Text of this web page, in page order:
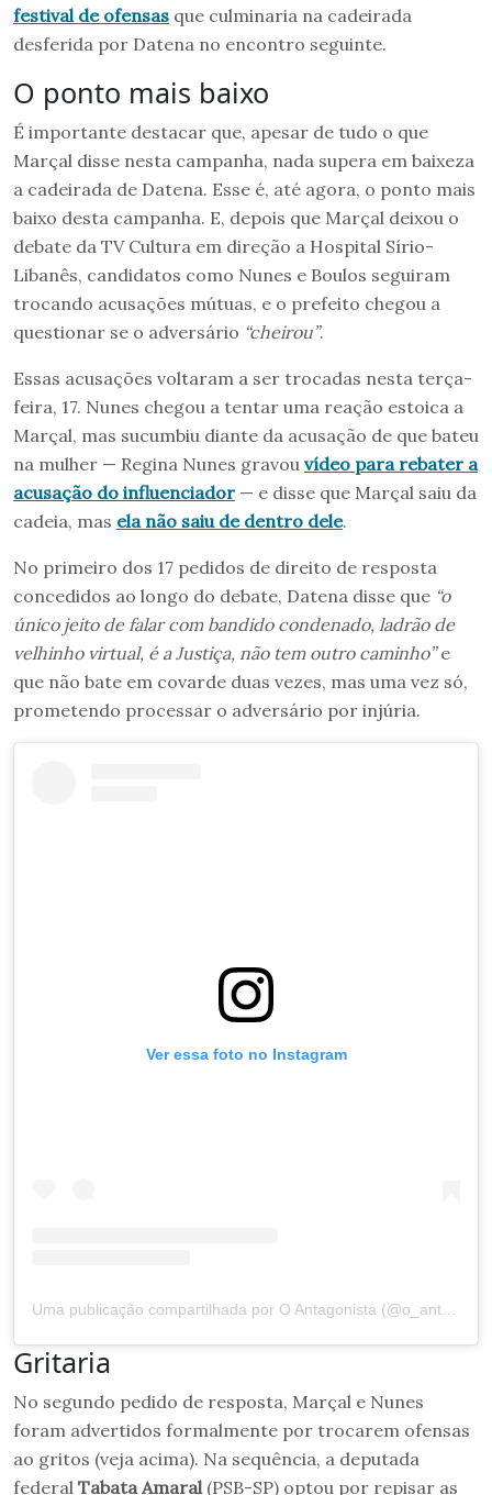
festival de ofensas que culminaria na cadeirada
desferida por Datena no encontro seguinte.
O ponto mais baixo
É importante destacar que, apesar de tudo o que
Marçal disse nesta campanha, nada supera em baixeza
a cadeirada de Datena. Esse é, até agora, o ponto mais
baixo desta campanha. E, depois que Marçal deixou o
debate da TV Cultura em direção a Hospital Sírio-
Libanês, candidatos como Nunes e Boulos seguiram
trocando acusações mútuas, e o prefeito chegou a
questionar se o adversário “cheirou”.
Essas acusações voltaram a ser trocadas nesta terça-
feira, 17. Nunes chegou a tentar uma reação estoica a
Marçal, mas sucumbiu diante da acusação de que bateu
na mulher — Regina Nunes gravou vídeo para rebater a
acusação do influenciador — e disse que Marçal saiu da
cadeia, mas ela não saiu de dentro dele.
No primeiro dos 17 pedidos de direito de resposta
concedidos ao longo do debate, Datena disse que “o
único jeito de falar com bandido condenado, ladrão de
velhinho virtual, é a Justiça, não tem outro caminho”e
que não bate em covarde duas vezes, mas uma vez só,
prometendo processar o adversário por injúria.
Ver essa foto no Instagram
Uma publicação compartilhada por O Antagonista (@o_antagonista)
Gritaria
No segundo pedido de resposta, Marçal e Nunes
foram advertidos formalmente por trocarem ofensas
ao gritos (veja acima). Na sequência, a deputada
federal Tabata Amaral(PSB-SP) optou por repisar as